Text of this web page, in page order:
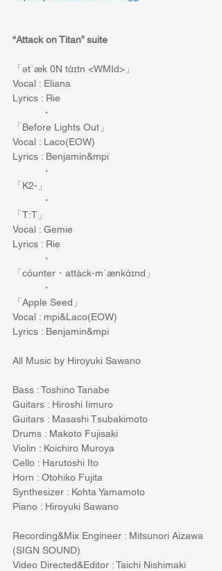
“Attack on Titan” suite
「ətˈæk 0N tάɪtn <WMId>」
Vocal : Eliana
Lyrics : Rie
・
「Before Lights Out」
Vocal : Laco(EOW)
Lyrics : Benjamin&mpi
・
「K2-」
・
「T:T」
Vocal : Gemie
Lyrics : Rie
・
「cóunter・attàck-mˈænkάɪnd」
・
「Apple Seed」
Vocal : mpi&Laco(EOW)
Lyrics : Benjamin&mpi
All Music by Hiroyuki Sawano
Bass : Toshino Tanabe
Guitars : Hiroshi Iimuro
Guitars : Masashi Tsubakimoto
Drums : Makoto Fujisaki
Violin : Koichiro Muroya
Cello : Harutoshi Ito
Horn : Otohiko Fujita
Synthesizer : Kohta Yamamoto
Piano : Hiroyuki Sawano
Recording&Mix Engineer : Mitsunori Aizawa
(SIGN SOUND)
Video Directed&Editor : Taichi Nishimaki